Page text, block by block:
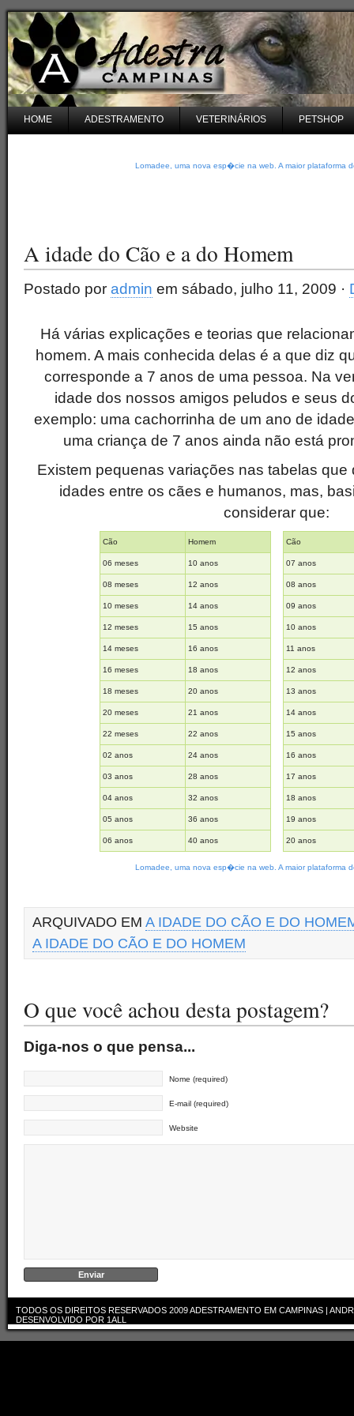
HOME ADESTRAMENTO VETERINÁRIOS PETSHOP
Lomadee, uma nova esp�cie na web. A maior plataforma
A idade do Cão e a do Homem
Postado por admin em sábado, julho 11, 2009 ·
Há várias explicações e teorias que
homem. A mais conhecida delas é a que diz
corresponde a 7 anos de uma pessoa. Na
idade dos nossos amigos peludos e seus
exemplo: uma cachorrinha de um ano de
uma criança de 7 anos ainda não está
Existem pequenas variações nas tabelas que
idades entre os cães e humanos, mas,
considerar que:
Cão Homem
06 meses 10 anos
08 meses 12 anos
10 meses 14 anos
12 meses 15 anos
14 meses 16 anos
16 meses 18 anos
18 meses 20 anos
20 meses 21 anos
22 meses 22 anos
02 anos 24 anos
03 anos 28 anos
04 anos 32 anos
05 anos 36 anos
06 anos 40 anos
Cão
07 anos
08 anos
09 anos
10 anos
11 anos
12 anos
13 anos
14 anos
15 anos
16 anos
17 anos
18 anos
19 anos
20 anos
Lomadee, uma nova esp�cie na web. A maior plataforma
ARQUIVADO EM A IDADE DO CÃO E DO
A IDADE DO CÃO E DO HOMEM
O que você achou desta postagem?
Diga-nos o que pensa...
Nome (required)
E-mail (required)
Website
TODOS OS DIREITOS RESERVADOS 2009ADESTRAMENTO EM CAMPINAS |
DESENVOLVIDO POR 1ALL